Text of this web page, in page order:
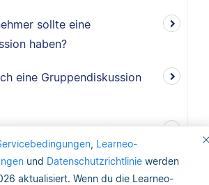
, Learneo-
und Datenschutzrichtlinie werden
aktualisiert. Wenn du die Learneo-
sollte eine
haben?
eine Gruppendiskussion
und induktiv?